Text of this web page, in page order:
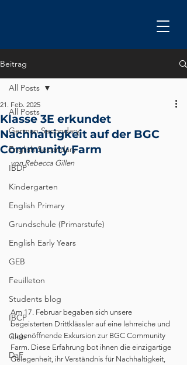
Beitrag
All Posts
German Secondary
English Secondary
IBDP
Kindergarten
English Primary
Grundschule (Primarstufe)
English Early Years
GEB
Feuilleton
Students blog
IBCP
Club
DaF
All Posts
Klasse 3E erkundet
Nachhaltigkeit auf der BGC
Community Farm
21. Feb. 2025
von Rebecca Gillen
Am 17. Februar begaben sich unsere
begeisterten Drittklässler auf eine lehrreiche und
augenöffnende Exkursion zur BGC Community
Farm. Diese Erfahrung bot ihnen die einzigartige
Gelegenheit, ihr Verständnis für Nachhaltigkeit,